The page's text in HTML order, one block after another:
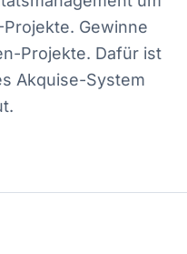
Gewinne
Projekte. Dafür ist
Akquise-System